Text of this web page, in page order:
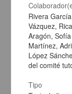
Rivera
Vázquez,
Aragón,
Martínez,
López
del comité
Tipo